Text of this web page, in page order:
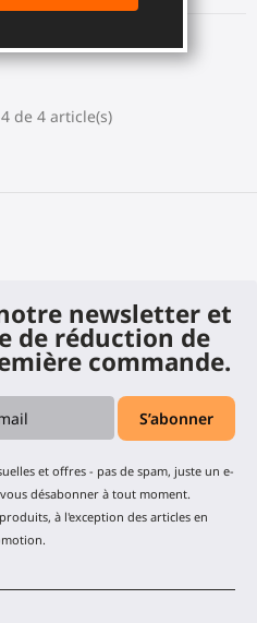
de 4 article(s)
newsletter et
de réduction de
commande.
et offres - pas de spam, juste un e-
désabonner à tout moment.
à l'exception des articles en